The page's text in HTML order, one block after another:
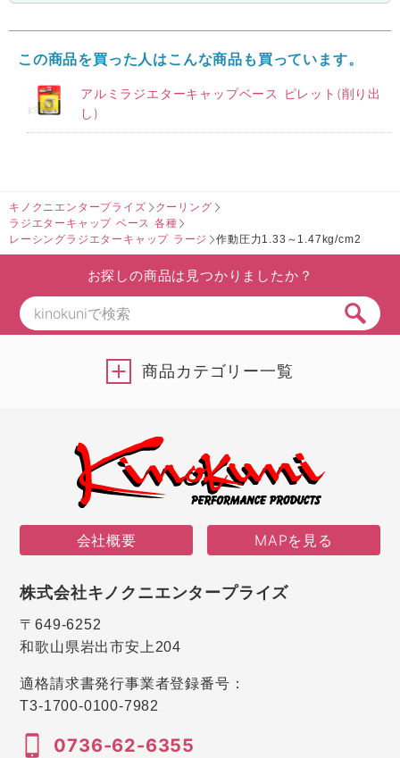
この商品を買った人はこんな商品も買っています。
アルミラジエターキャップベース ピレット(削り出
し)
キノクニエンタープライズ
クーリング
ラジエターキャップ ベース 各種
レーシングラジエターキャップ ラージ
作動圧力1.33～1.47kg/cm2
お探しの商品は見つかりましたか？
商品カテゴリー一覧
会社概要 MAPを見る
株式会社キノクニエンタープライズ
〒649-6252
和歌山県岩出市安上204
適格請求書発行事業者登録番号：
T3-1700-0100-7982
0736-62-6355